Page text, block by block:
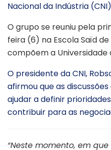
Nacional da Indústria (CNI)
O grupo se reuniu pela
feira (6) na Escola Saïd
compõem a Universidade
O presidente da CNI,
afirmou que as
ajudar a definir
contribuir para as
“Neste momento, em